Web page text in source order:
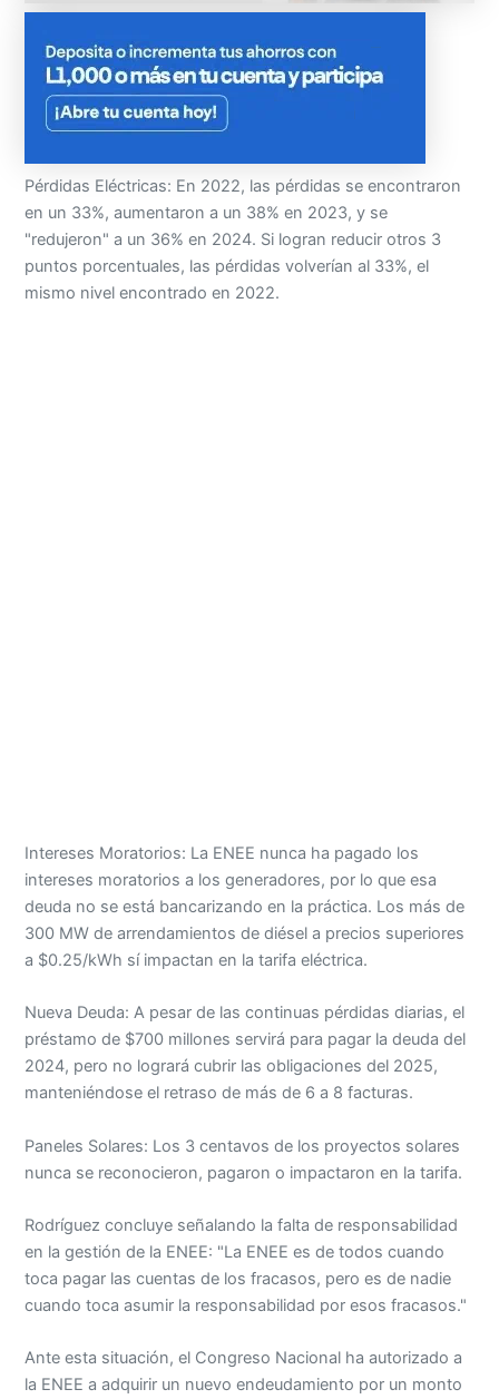
Pérdidas Eléctricas: En 2022, las pérdidas se encontraron
en un 33%, aumentaron a un 38% en 2023, y se
"redujeron" a un 36% en 2024. Si logran reducir otros 3
puntos porcentuales, las pérdidas volverían al 33%, el
mismo nivel encontrado en 2022.
Intereses Moratorios: La ENEE nunca ha pagado los
intereses moratorios a los generadores, por lo que esa
deuda no se está bancarizando en la práctica. Los más de
300 MW de arrendamientos de diésel a precios superiores
a $0.25/kWh sí impactan en la tarifa eléctrica.
Nueva Deuda: A pesar de las continuas pérdidas diarias, el
préstamo de $700 millones servirá para pagar la deuda del
2024, pero no logrará cubrir las obligaciones del 2025,
manteniéndose el retraso de más de 6 a 8 facturas.
Paneles Solares: Los 3 centavos de los proyectos solares
nunca se reconocieron, pagaron o impactaron en la tarifa.
Rodríguez concluye señalando la falta de responsabilidad
en la gestión de la ENEE: "La ENEE es de todos cuando
toca pagar las cuentas de los fracasos, pero es de nadie
cuando toca asumir la responsabilidad por esos fracasos."
Ante esta situación, el Congreso Nacional ha autorizado a
la ENEE a adquirir un nuevo endeudamiento por un monto